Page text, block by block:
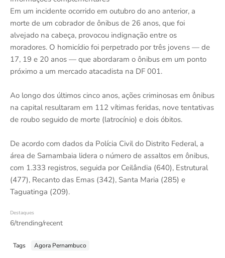
Em um incidente ocorrido em outubro do ano anterior, a
morte de um cobrador de ônibus de 26 anos, que foi
alvejado na cabeça, provocou indignação entre os
moradores. O homicídio foi perpetrado por três jovens — de
17, 19 e 20 anos — que abordaram o ônibus em um ponto
próximo a um mercado atacadista na DF 001.
Ao longo dos últimos cinco anos, ações criminosas em ônibus
na capital resultaram em 112 vítimas feridas, nove tentativas
de roubo seguido de morte (latrocínio) e dois óbitos.
De acordo com dados da Polícia Civil do Distrito Federal, a
área de Samambaia lidera o número de assaltos em ônibus,
com 1.333 registros, seguida por Ceilândia (640), Estrutural
(477), Recanto das Emas (342), Santa Maria (285) e
Taguatinga (209).
Destaques
6/trending/recent
Tags Agora Pernambuco